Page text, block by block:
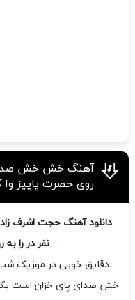
آهنگ خش خش صدای
روی حضرت پاییز
دانلود آهنگ حجت اشرف
نفر در را
دقایق خوبی در موزیک
خش صدای پای خزان است یک